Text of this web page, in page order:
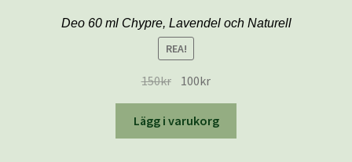
Deo 60 ml Chypre, Lavendel och Naturell
REA!
150kr 100kr
Lägg i varukorg